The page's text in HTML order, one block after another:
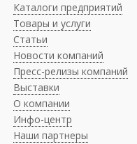
Каталоги предприятий
Товары и услуги
Статьи
Новости компаний
Пресс-релизы компаний
Выставки
О компании
Инфо-центр
Наши партнеры